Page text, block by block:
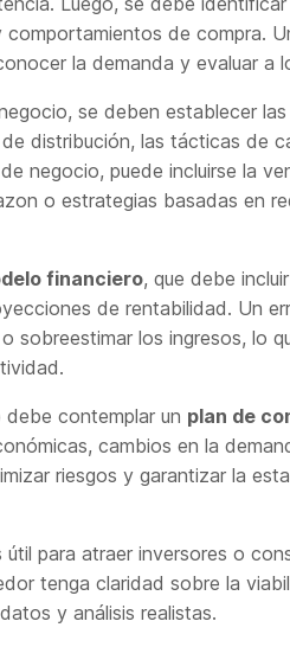
de compra.
la demanda y evaluar a
se deben establecer las
distribución, las tácticas de
negocio, puede incluirse la
o estrategias basadas en
financiero, que debe
de rentabilidad. Un
sobreestimar los ingresos, lo
debe contemplar un plan de
cambios en la
riesgos y garantizar la
para atraer inversores o
tenga claridad sobre la
y análisis realistas.